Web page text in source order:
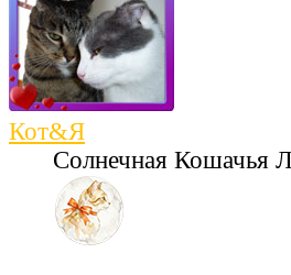
Кот&Я
Солнечная Кошачья